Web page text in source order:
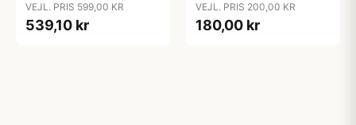
VEJL. PRIS 599,00 KR
539,10 kr
VEJL. PRIS 200,00 KR
180,00 kr